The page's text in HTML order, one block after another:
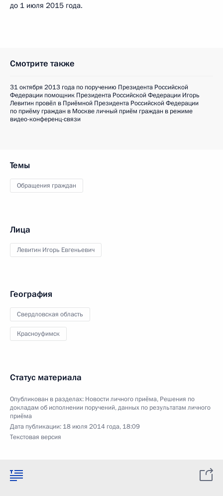
до 1 июля 2015 года.
Смотрите также
31 октября 2013 года по поручению Президента Российской
Федерации помощник Президента Российской Федерации Игорь
Левитин провёл в Приёмной Президента Российской Федерации
по приёму граждан в Москве личный приём граждан в режиме
видео-конференц-связи
Темы
Обращения граждан
Лица
Левитин Игорь Евгеньевич
География
Свердловская область
Красноуфимск
Статус материала
Опубликован в разделах: Новости личного приёма, Решения по
докладам об исполнении поручений, данных по результатам личного
приёма
Дата публикации: 18 июля 2014 года, 18:09
Текстовая версия